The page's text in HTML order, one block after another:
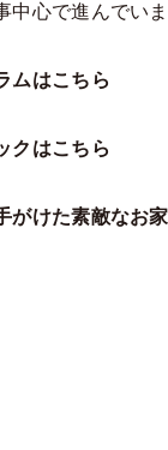
中心で進んでい
ムはこちら
クはこちら
がけた素敵なお